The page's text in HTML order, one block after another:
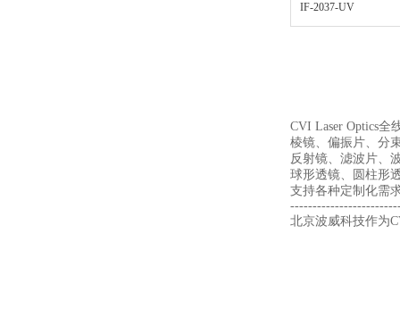
IF-2037-UV
CVI Laser Optics全
棱镜、偏振片、分
反射镜、滤波片、
球形透镜、圆柱形
支持各种定制化需
北京波威科技作为